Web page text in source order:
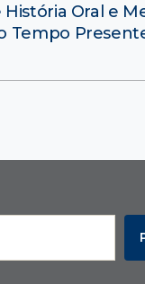
História Oral e
Tempo